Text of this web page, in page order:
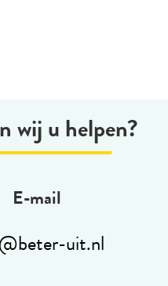
wij u helpen?
E-mail
uit.nl